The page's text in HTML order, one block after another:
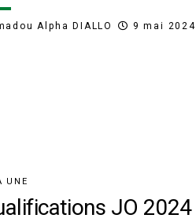
Alpha DIALLO 9 mai 2024
UNE
JO 2024